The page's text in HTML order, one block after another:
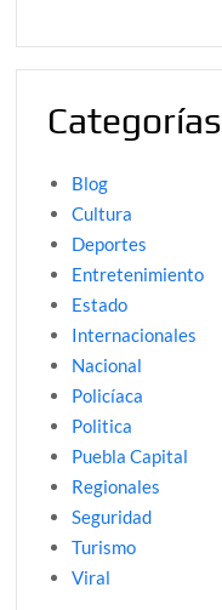
Categorías
Blog
Cultura
Deportes
Entretenimiento
Estado
Internacionales
Nacional
Policíaca
Politica
Puebla Capital
Regionales
Seguridad
Turismo
Viral